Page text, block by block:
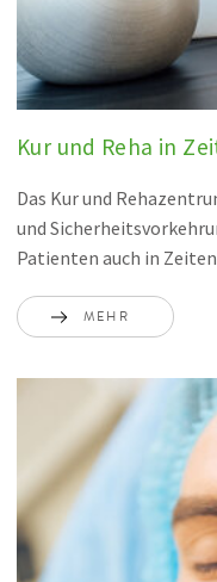
Kur und Reha in
Das Kur und
und
Patienten auch in
MEHR